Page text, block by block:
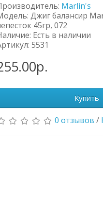
Marlin's
Джиг балансир
45гр, 072
Есть в наличии
5531
Купить
0 отзывов /